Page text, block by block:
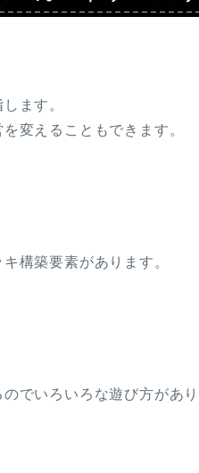
ます。
変えることもできます。
構築要素があります。
でいろいろな遊び方があり